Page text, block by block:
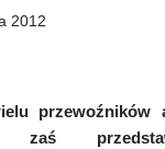
2012
przewoźników
zaś